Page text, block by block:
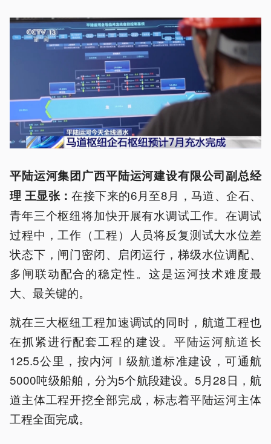
平陆运河集团广西平陆运河建设有限公司副总经
理 王显张：在接下来的6月至8月，马道、企石、
青年三个枢纽将加快开展有水调试工作。在调试
过程中，工作（工程）人员将反复测试大水位差
状态下，闸门密闭、启闭运行，梯级水位调配、
多闸联动配合的稳定性。这是运河技术难度最
大、最关键的。
就在三大枢纽工程加速调试的同时，航道工程也
在抓紧进行配套工程的建设。平陆运河航道长
125.5公里，按内河Ⅰ级航道标准建设，可通航
5000吨级船舶，分为5个航段建设。5月28日，航
道主体工程开挖全部完成，标志着平陆运河主体
工程全面完成。